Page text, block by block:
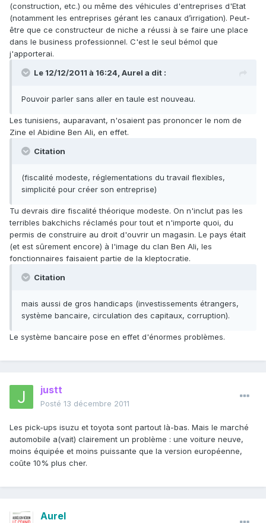
(construction, etc.) ou même des véhicules d'entreprises d'Etat
(notamment les entreprises gérant les canaux d’irrigation). Peut-
être que ce constructeur de niche a réussi à se faire une place
dans le business professionnel. C'est le seul bémol que
j'apporterai.
Le 12/12/2011 à 16:24, Aurel a dit :
Pouvoir parler sans aller en taule est nouveau.
Les tunisiens, auparavant, n'osaient pas prononcer le nom de
Zine el Abidine Ben Ali, en effet.
Citation
(fiscalité modeste, réglementations du travail flexibles,
simplicité pour créer son entreprise)
Tu devrais dire fiscalité théorique modeste. On n'inclut pas les
terribles bakchichs réclamés pour tout et n'importe quoi, du
permis de construire au droit d'ouvrir un magasin. Le pays était
(et est sûrement encore) à l'image du clan Ben Ali, les
fonctionnaires faisaient partie de la kleptocratie.
Citation
mais aussi de gros handicaps (investissements étrangers,
système bancaire, circulation des capitaux, corruption).
Le système bancaire pose en effet d'énormes problèmes.
justt
Posté 13 décembre 2011
Les pick-ups isuzu et toyota sont partout là-bas. Mais le marché
automobile a(vait) clairement un problème : une voiture neuve,
moins équipée et moins puissante que la version européenne,
coûte 10% plus cher.
Aurel